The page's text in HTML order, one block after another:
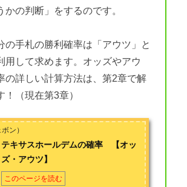
かの判断」をするのです。
の手札の勝利確率は「アウツ」と
用して求めます。オッズやアウ
の詳しい計算方法は、第2章で解
！（現在第3章）
ン）
テキサスホールデムの確率 【オッ
ズ・アウツ】
このページを読む